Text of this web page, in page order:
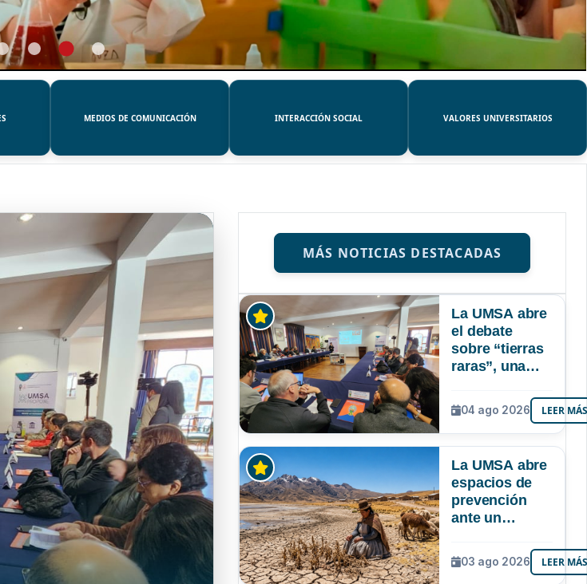
MEDIOS DE COMUNICACIÓN INTERACCIÓN SOCIAL VALORES UNIVERSITARIOS
MÁS NOTICIAS DESTACADAS
La UMSA abre
el debate
sobre “tierras
raras”, una
mineral que
Bolivia aún no
explora ni
04 ago 2026 LEER
La UMSA abre
espacios de
prevención
ante un
Niño que
podría superar
03 ago 2026 LEER